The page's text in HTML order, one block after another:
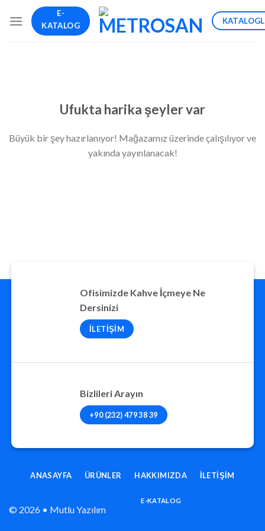
atla
E-
KATALOG
Ufukta harika şeyler var
Büyük bir şey hazırlanıyor! Mağazamız üzerinde çalışılıyor ve
yakında yayınlanacak!
Ofisimizde Kahve İçmeye Ne
Dersinizi
İLETIŞIM
Bizlileri Arayın
+90 (232) 479 38 39
© 2026 • Mutlu Yazılım
ANASAYFA ÜRÜNLER HAKKIMIZDA İLETIŞIM
E-KATALOG